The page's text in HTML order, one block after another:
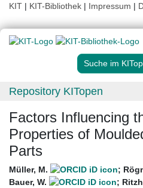
KIT | KIT-Bibliothek | Impressum |
Suche im
Repository KITopen
Factors Influencing
Properties of
Parts
Müller, M. ;
Bauer, W.
;